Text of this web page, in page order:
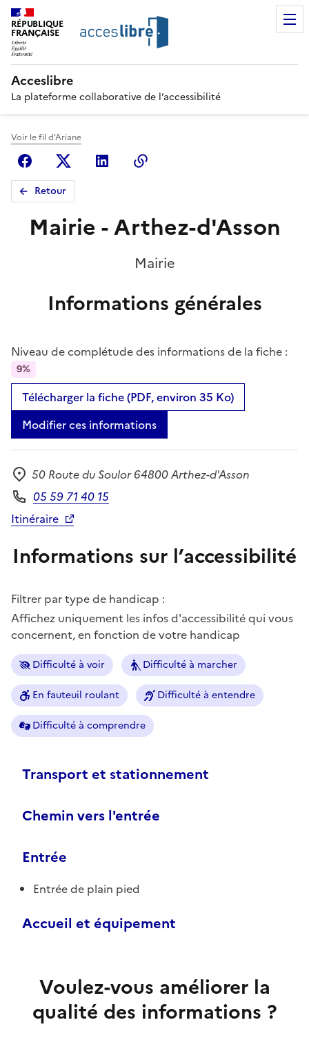
RÉPUBLIQUE
FRANÇAISE
Acceslibre
La plateforme collaborative de l’accessibilité
Voir le fil d'Ariane
FacebookX (anciennement Twitter)
Linkedin
Retour
Mairie - Arthez-d'Asson
Mairie
Informations générales
Niveau de complétude des informations de la fiche :
9%
Télécharger la fiche (PDF, environ 35 Ko)
Modifier ces informations
Adresse
50 Route du Soulor 64800 Arthez-d'Asson
Téléphone
05 59 71 40 15
Itinéraire
Informations sur l’accessibilité
Filtrer par type de handicap :
Affichez uniquement les infos d'accessibilité qui vous
concernent, en fonction de votre handicap
Difficulté à voir Difficulté à marcher
En fauteuil roulant Difficulté à entendre
Difficulté à comprendre
Transport et stationnement
Chemin vers l'entrée
Entrée
Entrée de plain pied
Accueil et équipement
Voulez-vous améliorer la
qualité des informations ?